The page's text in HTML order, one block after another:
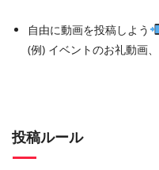
自由に動画を投稿しよう
(例) イベントのお礼動画
投稿ルール